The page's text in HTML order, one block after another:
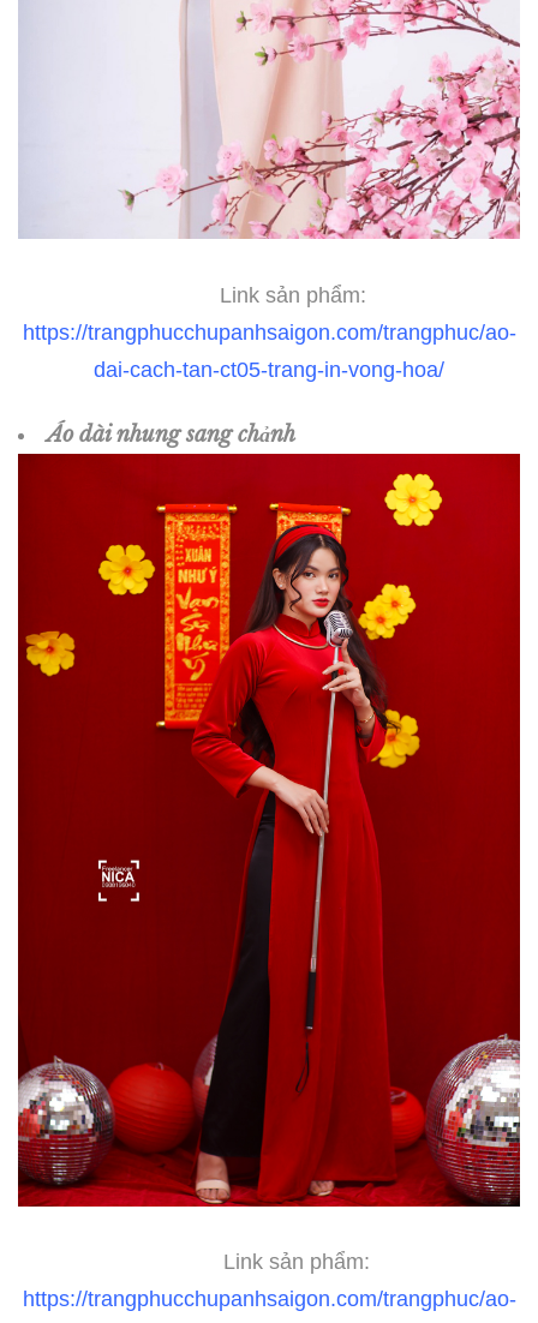
Link sản phẩm:
https://trangphucchupanhsaigon.com/trangphuc/ao-
dai-cach-tan-ct05-trang-in-vong-hoa/
Áo dài nhung sang chảnh
Link sản phẩm:
https://trangphucchupanhsaigon.com/trangphuc/ao-